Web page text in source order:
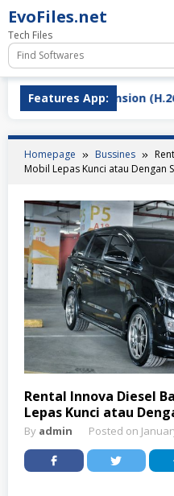
Skip
to
content
EvoFiles.net
Tech Files
Features App:
Video Extension (H.265
Homepage Bussines
Mobil Lepas Kunci atau Dengan
Rental Innova Diesel
Lepas Kunci atau
By admin Posted on